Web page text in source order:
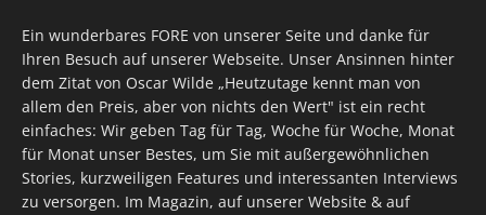
Ein wunderbares FORE von unserer Seite und danke für
Ihren Besuch auf unserer Webseite. Unser Ansinnen hinter
dem Zitat von Oscar Wilde „Heutzutage kennt man von
allem den Preis, aber von nichts den Wert" ist ein recht
einfaches: Wir geben Tag für Tag, Woche für Woche, Monat
für Monat unser Bestes, um Sie mit außergewöhnlichen
Stories, kurzweiligen Features und interessanten Interviews
zu versorgen. Im Magazin, auf unserer Website & auf